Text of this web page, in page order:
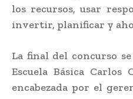
los recursos, usar
invertir, planificar y
La final del concurso
Escuela Básica Carlos
encabezada por el